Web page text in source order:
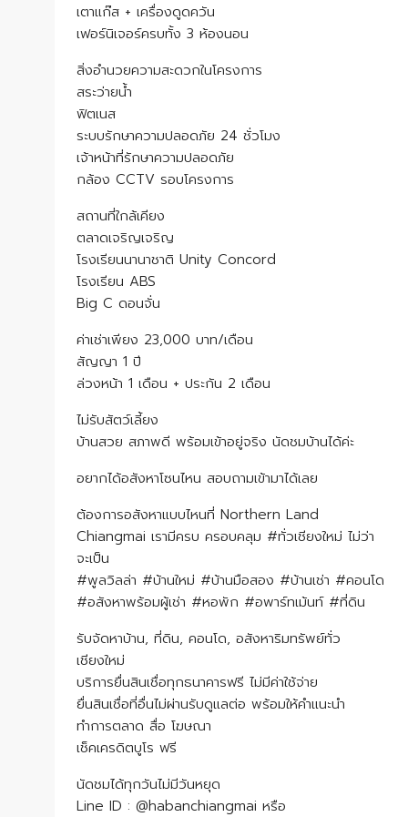
เตาแก๊ส + เครื่องดูดควัน
เฟอร์นิเจอร์ครบทั้ง 3 ห้องนอน
สิ่งอำนวยความสะดวกในโครงการ
สระว่ายน้ำ
ฟิตเนส
ระบบรักษาความปลอดภัย 24 ชั่วโมง
เจ้าหน้าที่รักษาความปลอดภัย
กล้อง CCTV รอบโครงการ
สถานที่ใกล้เคียง
ตลาดเจริญเจริญ
โรงเรียนนานาชาติ Unity Concord
โรงเรียน ABS
Big C ดอนจั่น
ค่าเช่าเพียง 23,000 บาท/เดือน
สัญญา 1 ปี
ล่วงหน้า 1 เดือน + ประกัน 2 เดือน
ไม่รับสัตว์เลี้ยง
บ้านสวย สภาพดี พร้อมเข้าอยู่จริง นัดชมบ้านได้ค่ะ
อยากได้อสังหาโซนไหน สอบถามเข้ามาได้เลย
ต้องการอสังหาแบบไหนที่ Northern Land
Chiangmai เรามีครบ ครอบคลุม #ทั่วเชียงใหม่ ไม่ว่า
จะเป็น
#พูลวิลล่า #บ้านใหม่ #บ้านมือสอง #บ้านเช่า #คอนโด
#อสังหาพร้อมผู้เช่า #หอพัก #อพาร์ทเม้นท์ #ที่ดิน
รับจัดหาบ้าน, ที่ดิน, คอนโด, อสังหาริมทรัพย์ทั่ว
เชียงใหม่
บริการยื่นสินเชื่อทุกธนาคารฟรี ไม่มีค่าใช้จ่าย
ยื่นสินเชื่อที่อื่นไม่ผ่านรับดูแลต่อ พร้อมให้คำแนะนำ
ทำการตลาด สื่อ โฆษณา
เช็คเครดิตบูโร ฟรี
นัดชมได้ทุกวันไม่มีวันหยุด
Line ID : @habanchiangmai หรือ